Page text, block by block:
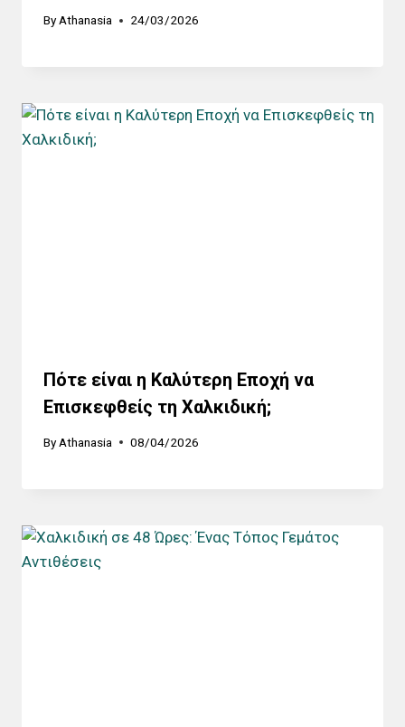
ByAthanasia 24/03/2026
Πότε είναι η Καλύτερη Εποχή να
Επισκεφθείς τη Χαλκιδική;
By Athanasia 08/04/2026